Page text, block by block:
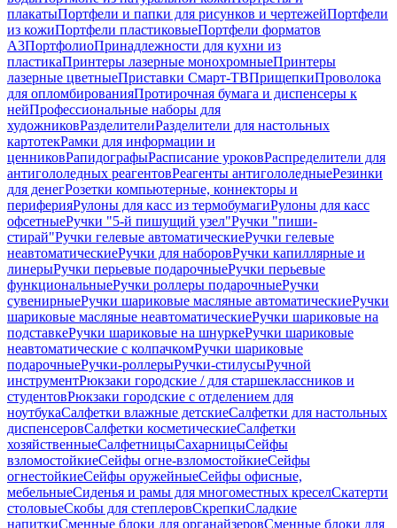
плакатыПортфели и папки для рисунков и чертежейПортфели
из кожиПортфели пластиковыеПортфели форматов
А3ПортфолиоПринадлежности для кухни из
пластикаПринтеры лазерные монохромныеПринтеры
лазерные цветныеПриставки Смарт-ТВПрищепкиПроволока
для опломбированияПротирочная бумага и диспенсеры к
нейПрофессиональные наборы для
художниковРазделителиРазделители для настольных
картотекРамки для информации и
ценниковРапидографыРасписание уроковРаспределители для
антигололедных реагентовРеагенты антигололедныеРезинки
для денегРозетки компьютерные, коннекторы и
периферияРулоны для касс из термобумагиРулоны для касс
офсетныеРучки "5-й пишущий узел"Ручки "пиши-
стирай"Ручки гелевые автоматическиеРучки гелевые
неавтоматическиеРучки для наборовРучки капиллярные и
линерыРучки перьевые подарочныеРучки перьевые
функциональныеРучки роллеры подарочныеРучки
сувенирныеРучки шариковые масляные автоматическиеРучки
шариковые масляные неавтоматическиеРучки шариковые на
подставкеРучки шариковые на шнуркеРучки шариковые
неавтоматические с колпачкомРучки шариковые
подарочныеРучки-роллерыРучки-стилусыРучной
инструментРюкзаки городские / для старшеклассников и
студентовРюкзаки городские с отделением для
ноутбукаСалфетки влажные детскиеСалфетки для настольных
диспенсеровСалфетки косметическиеСалфетки
хозяйственныеСалфетницыСахарницыСейфы
взломостойкиеСейфы огне-взломостойкиеСейфы
огнестойкиеСейфы оружейныеСейфы офисные,
мебельныеСиденья и рамы для многоместных креселСкатерти
столовыеСкобы для степлеровСкрепкиСладкие
напиткиСменные блоки для органайзеровСменные блоки для